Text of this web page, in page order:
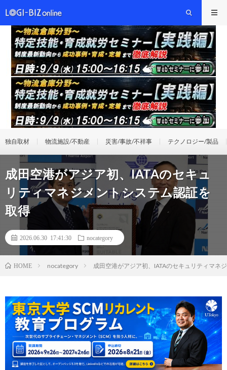
独自取材 物流施設/不動産 災害/事故/不祥事 テクノロジー/製品
成田空港がアジア初、IATAのセキュ
リティマネジメントシステム認証を
取得
2026.06.30 17:41:30 nocategory
HOME nocategory 成田空港がアジア初、IATAのセキュリティマネ